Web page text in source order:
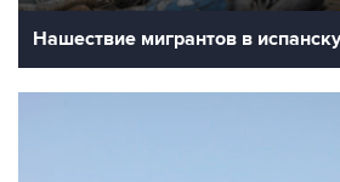
Нашествие мигрантов в